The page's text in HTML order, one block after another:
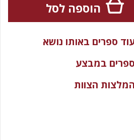
הוספה לסל
ספרים באותו נושא
ספרים במבצע
המלצות הצוות